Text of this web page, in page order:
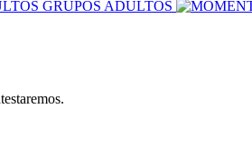
GRUPOS ADULTOS